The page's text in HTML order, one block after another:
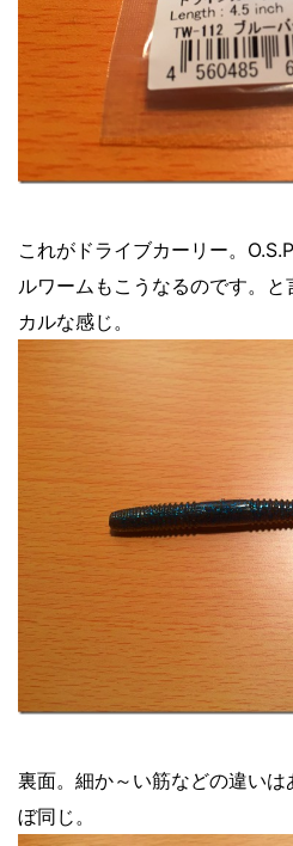
これがドライブカーリー。
ルワームもこうなるのです。
カルな感じ。
裏面。細か～い筋などの違い
ぼ同じ。